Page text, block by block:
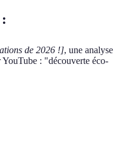
de 2026 !], une analyse
YouTube : "découverte éco-